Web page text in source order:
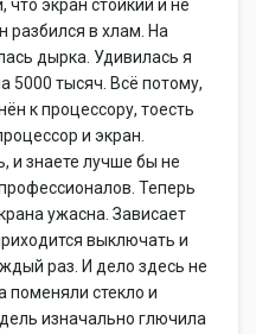
что экран стойкий и не
разбился в хлам. На
дырка. Удивилась я
5000 тысяч. Всё потому,
к процессору, тоесть
и экран.
и знаете лучше бы не
Теперь
ужасна. Зависает
выключать и
раз. И дело здесь не
поменяли стекло и
изначально глючила